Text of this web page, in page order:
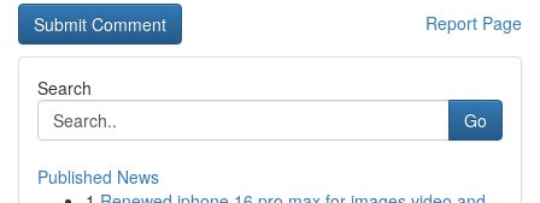
Report Page
Search
Go
Published News